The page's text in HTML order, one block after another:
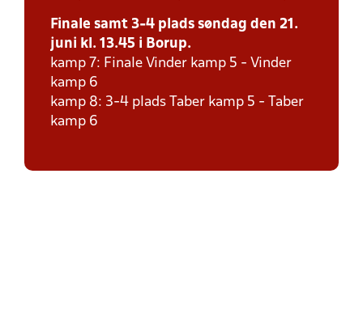
Finale samt 3-4 plads søndag den 21.
juni kl. 13.45 i Borup.
kamp 7: Finale Vinder kamp 5 - Vinder
kamp 6
kamp 8: 3-4 plads Taber kamp 5 - Taber
kamp 6